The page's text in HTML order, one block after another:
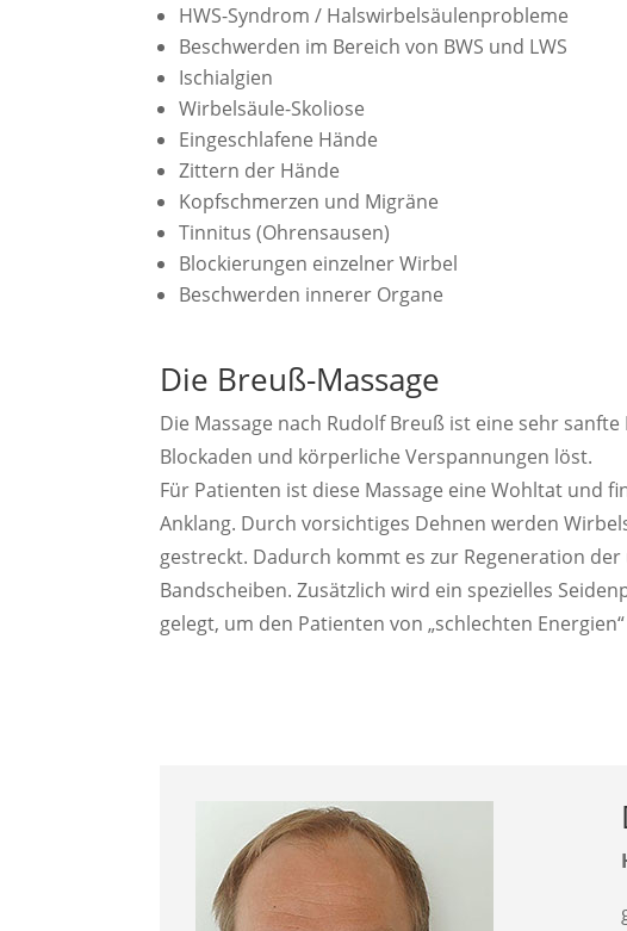
HWS-Syndrom / Halswirbelsäulenprobleme
Beschwerden im Bereich von BWS und LWS
Ischialgien
Wirbelsäule-Skoliose
Eingeschlafene Hände
Zittern der Hände
Kopfschmerzen und Migräne
Tinnitus (Ohrensausen)
Blockierungen einzelner Wirbel
Beschwerden innerer Organe
Die Breuß-Massage
Die Massage nach Rudolf Breuß ist eine sehr
Blockaden und körperliche Verspannungen löst.
Für Patienten ist diese Massage eine Wohltat und
Anklang. Durch vorsichtiges Dehnen werden
gestreckt. Dadurch kommt es zur Regeneration
Bandscheiben. Zusätzlich wird ein spezielles
gelegt, um den Patienten von „schlechten